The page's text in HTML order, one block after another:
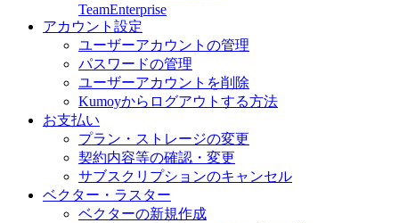
TeamEnterprise
アカウント設定
ユーザーアカウントの管理
パスワードの管理
ユーザーアカウントを削除
Kumoyからログアウトする方法
お支払い
プラン・ストレージの変更
契約内容等の確認・変更
サブスクリプションのキャンセル
ベクター・ラスター
ベクターの新規作成